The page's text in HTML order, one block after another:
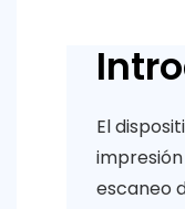
El
escaneo